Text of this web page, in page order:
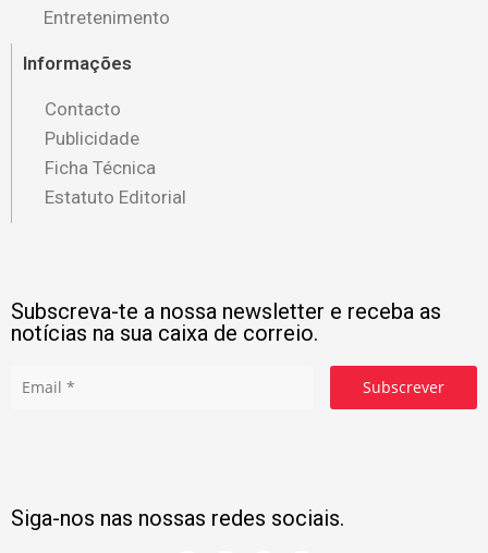
Entretenimento
Informações
Contacto
Publicidade
Ficha Técnica
Estatuto Editorial
Subscreva-te a nossa newsletter e receba as
notícias na sua caixa de correio.
Subscrever
Siga-nos nas nossas redes sociais.